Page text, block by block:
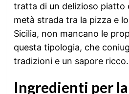
tratta di un delizioso piatto
metà strada tra la pizza e
Sicilia, non mancano le
questa tipologia, che
tradizioni e un sapore ricco.
Ingredienti per